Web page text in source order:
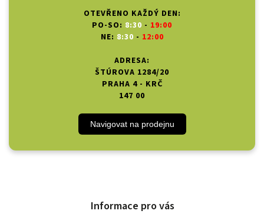
OTEVŘENO KAŽDÝ DEN:
PO-SO: 8:30 - 19:00
NE: 8:30 - 12:00
ADRESA:
ŠTÚROVA 1284/20
PRAHA 4 - KRČ
147 00
Navigovat na prodejnu
Informace pro vás